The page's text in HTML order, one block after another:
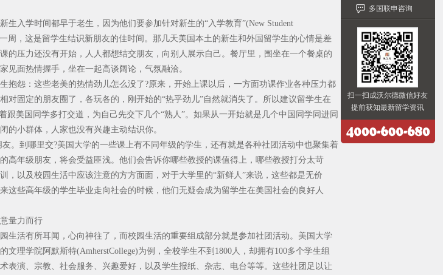
生入学时间都早于老生，因为他们要参加针对新生的“入学教育”(New Student
周，这是留学生结识新朋友的佳时间。那几天美国本土的新生和外国留学生的心情是差
的压力还没有开始，人人都想结交朋友，向别人展示自己。餐厅里，围坐在一个餐桌的
见面热情握手，坐在一起高谈阔论，气氛融洽。
抱怨：这些老美的热情劲儿怎么没了?原来，开始上课以后，一方面功课作业各种压力都
对固定的朋友圈了，各玩各的，刚开始的“热乎劲儿”自然就消失了。所以建议留学生在
跟美国同学多打交道，为自己先交下几个“熟人”。如果从一开始就是几个中国同学同进同
的小群体，人家也没有兴趣主动结识你。
。到哪里交?美国大学的一些课上有不同年级的学生，还有就是各种社团活动中也聚集着
高年级朋友，将会受益匪浅。他们会告诉你哪些教授的课值得上，哪些教授打分太苛
，以及校园生活中应该注意的方方面面，对于大学里的“新鲜人”来说，这些都是无价
这些高年级的学生毕业走向社会的时候，他们无疑会成为留学生在美国社会的良好人
量力而行
生活有所耳闻，心向神往了，而校园生活的重要组成部分就是参加社团活动。美国大学
文理学院阿默斯特(AmherstCollege)为例，全校学生不到1800人，却拥有100多个学生组
表演、宗教、社会服务、兴趣爱好，以及学生报纸、杂志、电台等等。这些社团足以让
多国联申咨询
扫一扫成沃尔德微信好友
提前获知最新留学资讯